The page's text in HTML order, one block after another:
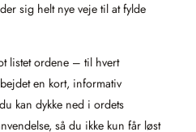
sig helt nye veje til at fylde
listet ordene – til hvert
en kort, informativ
kan dykke ned i ordets
så du ikke kun får løst